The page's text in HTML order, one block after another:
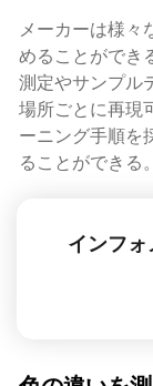
メーカーは様々
めることができ
測定やサンプル
場所ごとに再現
ーニング手順を
ることができる。
インフ